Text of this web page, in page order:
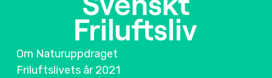
Om Naturuppdraget
Friluftslivets år 2021